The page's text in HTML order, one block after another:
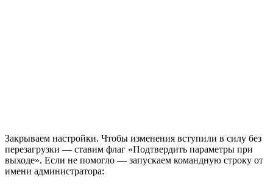
Закрываем настройки. Чтобы изменения вступили в силу без
перезагрузки — ставим флаг «Подтвердить параметры при
выходе». Если не помогло — запускаем командную строку от
имени администратора: